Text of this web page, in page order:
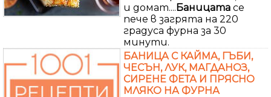
и домат....Баницата се
пече в загрята на 220
градуса фурна за 30
минути.
БАНИЦА С КАЙМА, ГЪБИ,
ЧЕСЪН, ЛУК, МАГДАНОЗ,
СИРЕНЕ ФЕТА И ПРЯСНО
МЛЯКО НА ФУРНА